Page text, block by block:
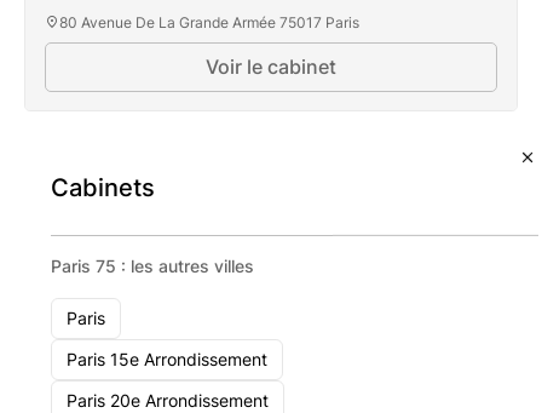
Cabinets
Paris 75 : les autres villes
Paris
Paris 15e Arrondissement
Paris 20e Arrondissement
80 Avenue De La Grande Armée 75017 Paris
Voir le cabinet